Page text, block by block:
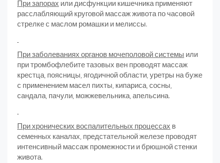
При запорах или дисфункции кишечника применяют
расслабляющий круговой массаж живота по часовой
стрелке с маслом ромашки и мелиссы.
При заболеваниях органов мочеполовой системы или
при тромбофлебите тазовых вен проводят массаж
крестца, поясницы, ягодичной области, уретры на буже
с применением масел пихты, кипариса, сосны,
сандала, пачули, можжевельника, апельсина.
При хронических воспалительных процессах в
семенных каналах, предстательной железе проводят
интенсивный массаж промежности и брюшной стенки
живота.